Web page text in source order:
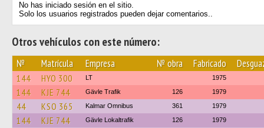
No has iniciado sesión en el sitio.
Solo los usuarios registrados pueden dejar comentarios..
Otros vehículos con este número:
№ Matrícula Empresa № obra Fabricado
144 HYO 300 LT 1975
144 KJE 744 Gävle Trafik 126 1979
44 KSO 365 Kalmar Omnibus 361 1979
144 KJE 744 Gävle Lokaltrafik 126 1979